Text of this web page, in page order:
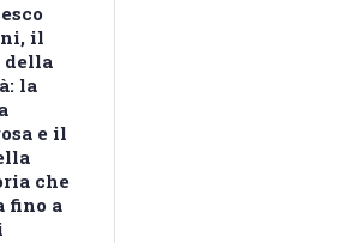
il
della
la
e il
che
fino a